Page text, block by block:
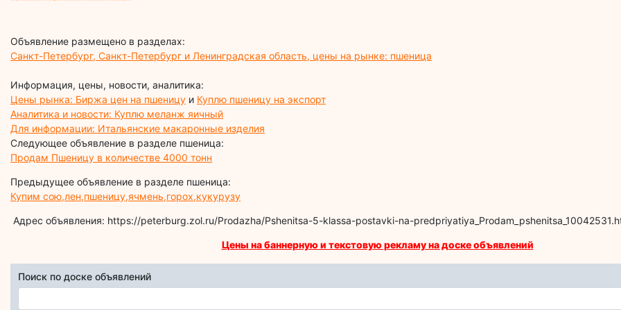
Объявление размещено в разделах:
Санкт-Петербург, Санкт-Петербург и Ленинградская область, цены на рынке: пшеница
Информация, цены, новости, аналитика:
Цены рынка: Биржа цен на пшеницу и Куплю пшеницу на экспорт
Аналитика и новости: Куплю меланж яичный
Для информации: Итальянские макаронные изделия
Следующее объявление в разделе пшеница:
Продам Пшеницу в количестве 4000 тонн
Предыдущее объявление в разделе пшеница:
Купим сою,лен,пшеницу,ячмень,горох,кукурузу
Адрес объявления: https://peterburg.zol.ru/Prodazha/Pshenitsa-5-klassa-postavki-na-
Цены на баннерную и текстовую рекламу на доске объявлений
Поиск по доске объявлений